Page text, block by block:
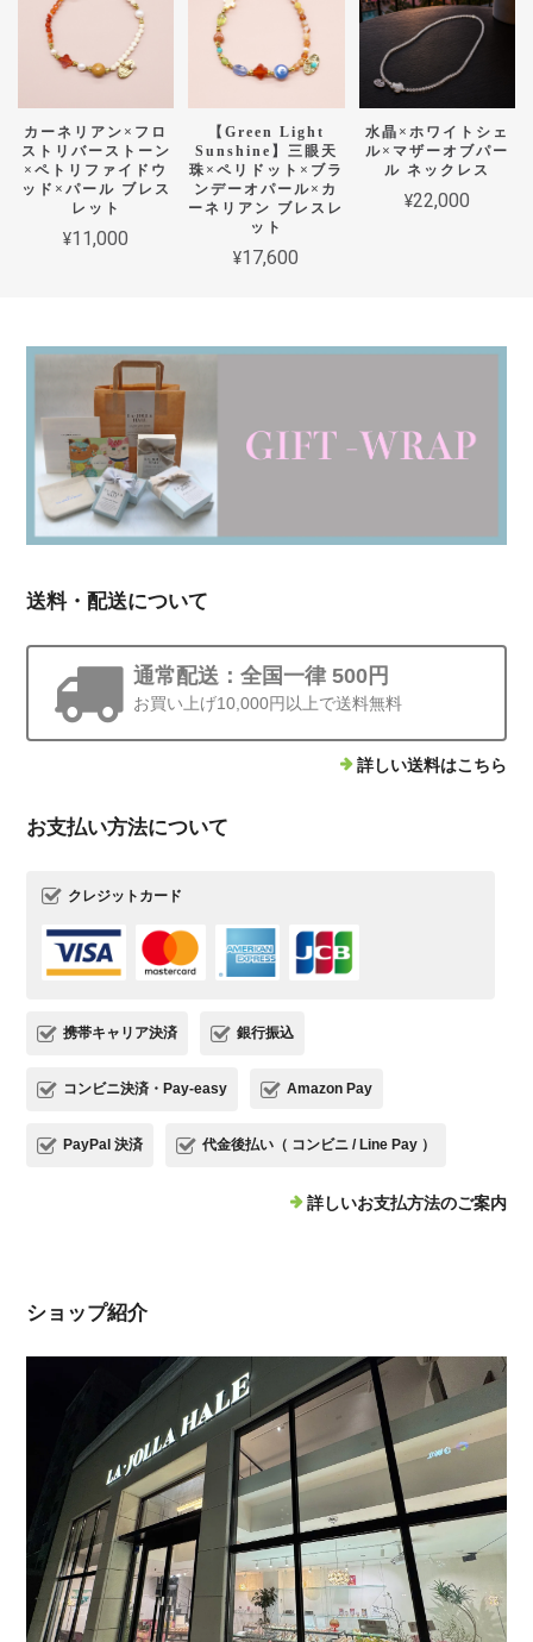
カーネリアン×フロ
ストリバーストーン
×ペトリファイドウ
ッド×パール ブレス
レット
¥11,000
【Green Light
Sunshine】三眼天
珠×ペリドット×ブラ
ンデーオパール×カ
ーネリアン ブレスレ
ット
¥17,600
水晶×ホワイトシェ
ル×マザーオブパー
ル ネックレス
¥22,000
送料・配送について
通常配送：全国一律 500円
お買い上げ10,000円以上で送料無料
詳しい送料はこちら
お支払い方法について
クレジットカード
携帯キャリア決済 銀行振込
コンビニ決済・Pay-easy Amazon Pay
PayPal 決済 代金後払い（ コンビニ / Line Pay ）
詳しいお支払方法のご案内
ショップ紹介